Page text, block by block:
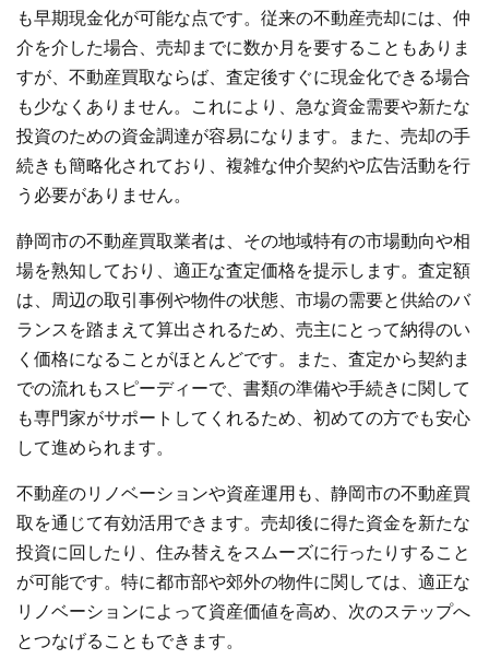
も早期現金化が可能な点です。従来の不動産売却には、仲
介を介した場合、売却までに数か月を要することもありま
すが、不動産買取ならば、査定後すぐに現金化できる場合
も少なくありません。これにより、急な資金需要や新たな
投資のための資金調達が容易になります。また、売却の手
続きも簡略化されており、複雑な仲介契約や広告活動を行
う必要がありません。
静岡市の不動産買取業者は、その地域特有の市場動向や相
場を熟知しており、適正な査定価格を提示します。査定額
は、周辺の取引事例や物件の状態、市場の需要と供給のバ
ランスを踏まえて算出されるため、売主にとって納得のい
く価格になることがほとんどです。また、査定から契約ま
での流れもスピーディーで、書類の準備や手続きに関して
も専門家がサポートしてくれるため、初めての方でも安心
して進められます。
不動産のリノベーションや資産運用も、静岡市の不動産買
取を通じて有効活用できます。売却後に得た資金を新たな
投資に回したり、住み替えをスムーズに行ったりすること
が可能です。特に都市部や郊外の物件に関しては、適正な
リノベーションによって資産価値を高め、次のステップへ
とつなげることもできます。